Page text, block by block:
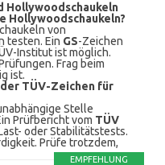
Hollywoodschaukeln
Hollywoodschaukeln?
von
testen. Ein GS-Zeichen
Institut ist möglich.
Frag beim
ist.
TÜV-Zeichen für
Stelle
Prüfbericht vom TÜV
oder Stabilitätstests.
Prüfe trotzdem,
EMPFEHLUNG